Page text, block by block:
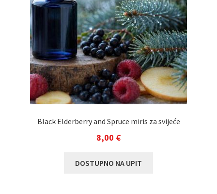
odabrati
na
stranici
proizvoda
Black Elderberry and Spruce miris za svijeće
8,00 €
DOSTUPNO NA UPIT